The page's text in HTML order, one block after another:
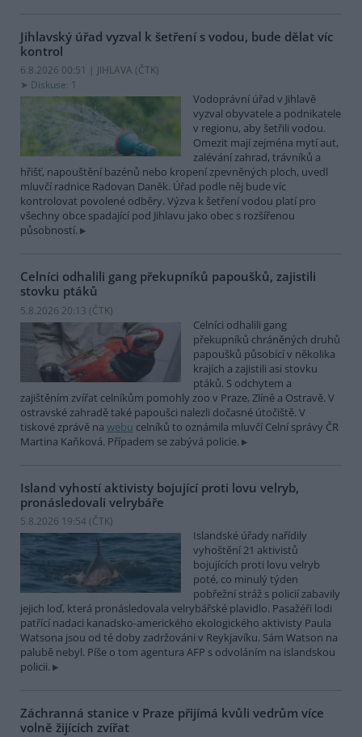
Jihlavský úřad vyzval k šetření s vodou, bude dělat víc
kontrol
6.8.2026 00:51 | JIHLAVA (ČTK)
Diskuse: 1
Vodoprávní úřad v Jihlavě
vyzval obyvatele a podnikatele
v regionu, aby šetřili vodou.
Omezit mají zejména mytí aut,
zalévání zahrad, trávníků a
hřišť, napouštění bazénů nebo kropení zpevněných ploch, uvedl
mluvčí radnice Radovan Daněk. Úřad podle něj bude víc
kontrolovat povolené odběry. Výzva k šetření vodou platí pro
všechny obce spadající pod Jihlavu jako obec s rozšířenou
působností.
Celníci odhalili gang překupníků papoušků, zajistili
stovku ptáků
5.8.2026 20:13 (ČTK)
Celníci odhalili gang
překupníků chráněných druhů
papoušků působící v několika
krajích a zajistili asi stovku
ptáků. S odchytem a
zajištěním zvířat celníkům pomohly zoo v Praze, Zlíně a Ostravě. V
ostravské zahradě také papoušci nalezli dočasné útočiště. V
tiskové zprávě na webu celníků to oznámila mluvčí Celní správy ČR
Martina Kaňková. Případem se zabývá policie.
Island vyhostí aktivisty bojující proti lovu velryb,
pronásledovali velrybáře
5.8.2026 19:54 (ČTK)
Islandské úřady nařídily
vyhoštění 21 aktivistů
bojujících proti lovu velryb
poté, co minulý týden
pobřežní stráž s policií zabavily
jejich loď, která pronásledovala velrybářské plavidlo. Pasažéři lodi
patřící nadaci kanadsko-amerického ekologického aktivisty Paula
Watsona jsou od té doby zadržováni v Reykjavíku. Sám Watson na
palubě nebyl. Píše o tom agentura AFP s odvoláním na islandskou
policii.
Záchranná stanice v Praze přijímá kvůli vedrům více
volně žijících zvířat